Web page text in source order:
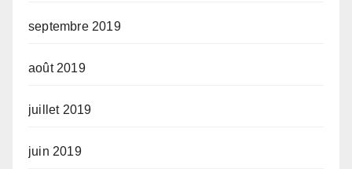
septembre 2019
août 2019
juillet 2019
juin 2019